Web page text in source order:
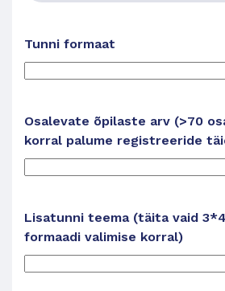
Tunni formaat
Osalevate õpilaste arv (>70
korral palume registreeride
Lisatunni teema (täita vaid
formaadi valimise korral)